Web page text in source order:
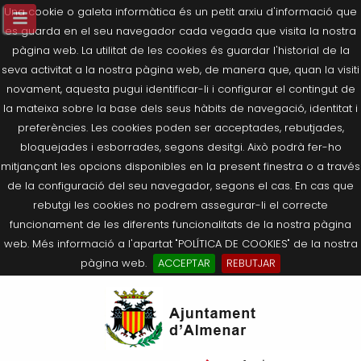
Una cookie o galeta informàtica és un petit arxiu d'informació que
es guarda en el seu navegador cada vegada que visita la nostra
pàgina web. La utilitat de les cookies és guardar l'historial de la
seva activitat a la nostra pàgina web, de manera que, quan la visiti
novament, aquesta pugui identificar-li i configurar el contingut de
la mateixa sobre la base dels seus hàbits de navegació, identitat i
preferències. Les cookies poden ser acceptades, rebutjades,
bloquejades i esborrades, segons desitgi. Això podrà fer-ho
mitjançant les opcions disponibles en la present finestra o a través
de la configuració del seu navegador, segons el cas. En cas que
rebutgi les cookies no podrem assegurar-li el correcte
funcionament de les diferents funcionalitats de la nostra pàgina
web. Més informació a l'apartat "POLÍTICA DE COOKIES" de la nostra
pàgina web.
ACCEPTAR
REBUTJAR
Salutació de l’Alcaldessa
Composició Consistori
Agricultura, Ramaderia i Medi
Què és la Seu Electrònica?
Últimes publicacions